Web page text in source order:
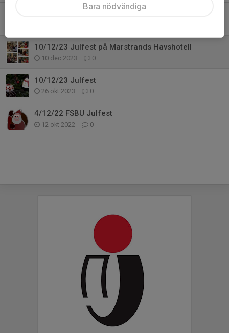
10/12/23 Julfest på Marstrands Havshotell
10 dec 2023 0
10/12/23 Julfest
26 okt 2023 0
4/12/22 FSBU Julfest
12 okt 2022 0
Bara nödvändiga